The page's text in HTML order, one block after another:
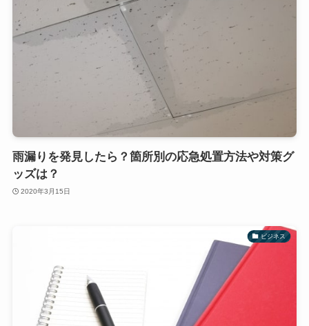
雨漏りを発見したら？箇所別の応急処置方法や対策グ
ッズは？
2020年3月15日
ビジネス